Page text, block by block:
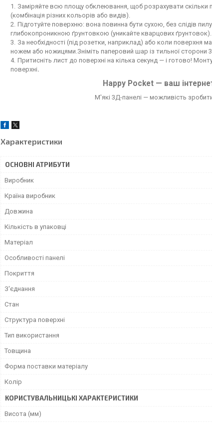
Заміряйте всю площу обклеювання, щоб розрахувати скільки
(комбінація різних кольорів або видів).
Підготуйте поверхню: вона повинна бути сухою, без слідів
глибокопроникною ґрунтовкою (уникайте кварцових ґрунтовок).
За необхідності (під розетки, наприклад) або коли поверхня
ножем або ножицями.Зніміть паперовий шар із тильної сторони
Притисніть лист до поверхні на кілька секунд — і готово!
поверхні.
Happy Pocket — ваш
М'які 3Д-панелі — можливість
Характеристики
ОСНОВНІ АТРИБУТИ
Виробник
Країна виробник
Довжина
Кількість в упаковці
Матеріал
Особливості панелі
Покриття
З'єднання
Стан
Структура поверхні
Тип використання
Товщина
Форма поставки матеріалу
Колір
КОРИСТУВАЛЬНИЦЬКІ ХАРАКТЕРИСТИКИ
Висота (мм)